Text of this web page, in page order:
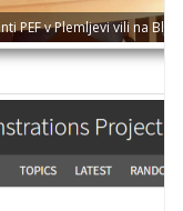
PEF v Plemljevi vili na